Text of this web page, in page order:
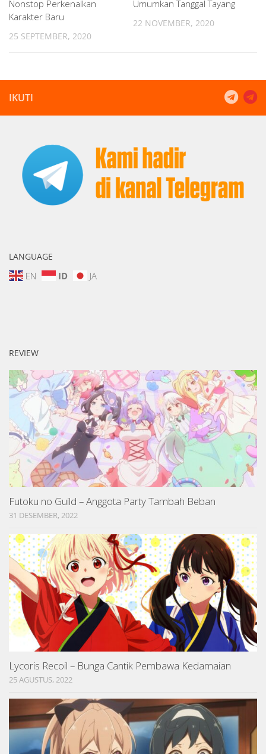
Nonstop Perkenalkan
Karakter Baru
25 SEPTEMBER, 2020
Umumkan Tanggal Tayang
22 NOVEMBER, 2020
IKUTI
LANGUAGE
EN ID JA
REVIEW
Futoku no Guild – Anggota Party Tambah Beban
31 DESEMBER, 2022
Lycoris Recoil – Bunga Cantik Pembawa Kedamaian
25 AGUSTUS, 2022